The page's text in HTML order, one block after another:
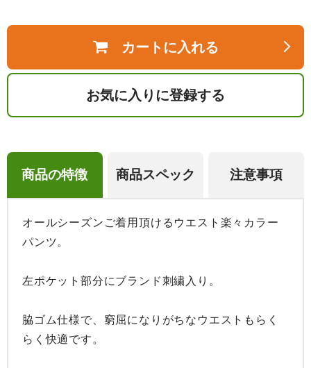
カートに入れる
お気に入りに登録する
商品の特徴 商品スペック 注意事項
オールシーズンご着用頂けるウエスト楽々カラー
パンツ。
左ポケット部分にブランド刺繍入り。
脇ゴム仕様で、窮屈になりがちなウエストもらく
らく快適です。